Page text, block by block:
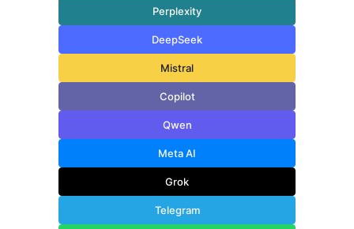
Perplexity
DeepSeek
Mistral
Copilot
Qwen
Meta AI
Grok
Telegram